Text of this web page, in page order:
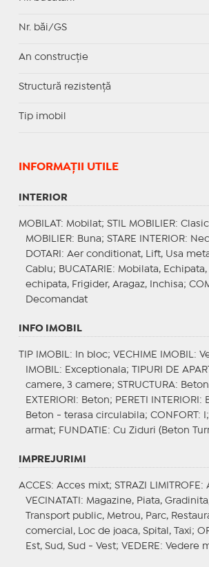
Nr. băi/GS
An construcție
Structură rezistență
Tip imobil
INFORMAŢII UTILE
INTERIOR
MOBILAT : Mobilat; STIL MOBILIER:
MOBILIER: Buna; STARE INTERIOR:
DOTARI : Aer conditionat, Lift, Usa
Cablu; BUCATARIE : Mobilata,
echipata, Frigider, Aragaz, Inchisa;
Decomandat
INFO IMOBIL
TIP IMOBIL : In bloc; VECHIME IMOBIL :
IMOBIL : Exceptionala; TIPURI DE
camere, 3 camere; STRUCTURA:
EXTERIORI : Beton; PERETI INTERIORI :
Beton - terasa circulabila; CONFORT : I;
armat; FUNDATIE : Cu Ziduri (Beton
IMPREJURIMI
ACCES: Acces mixt; STRAZI LIMITROFE :
VECINATATI : Magazine, Piata,
Transport public, Metrou, Parc,
comercial, Loc de joaca, Spital, Taxi;
Est, Sud, Sud - Vest; VEDERE : Vedere